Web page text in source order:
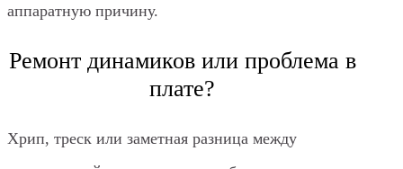
аппаратную причину.
Ремонт динамиков или проблема в
плате?
Хрип, треск или заметная разница между